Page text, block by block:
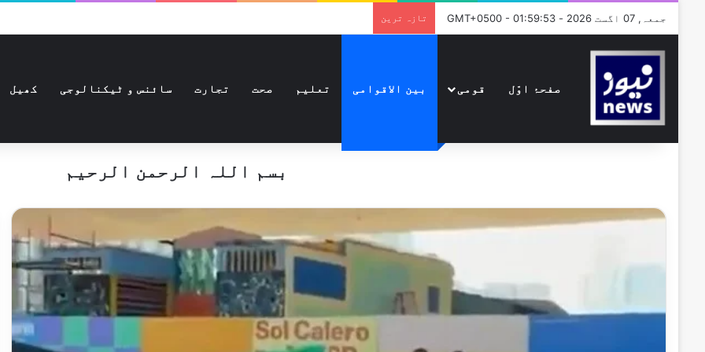
جمعہ, 07 اگست 2026 - GMT+0500 - 01:59:53 تازہ ترین
صفحۂ اوّل قومی بین الاقوامی تعلیم صحت تجارت سائنس و ٹیکنالوجی کھیل
بسم اللہ الرحمن الرحیم